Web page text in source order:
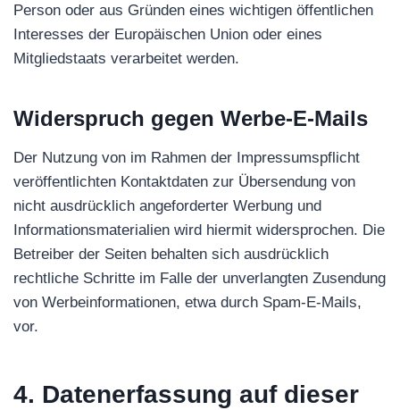
Person oder aus Gründen eines wichtigen öffentlichen
Interesses der Europäischen Union oder eines
Mitgliedstaats verarbeitet werden.
Widerspruch gegen Werbe-E-Mails
Der Nutzung von im Rahmen der Impressumspflicht
veröffentlichten Kontaktdaten zur Übersendung von
nicht ausdrücklich angeforderter Werbung und
Informationsmaterialien wird hiermit widersprochen. Die
Betreiber der Seiten behalten sich ausdrücklich
rechtliche Schritte im Falle der unverlangten Zusendung
von Werbeinformationen, etwa durch Spam-E-Mails,
vor.
4. Datenerfassung auf dieser